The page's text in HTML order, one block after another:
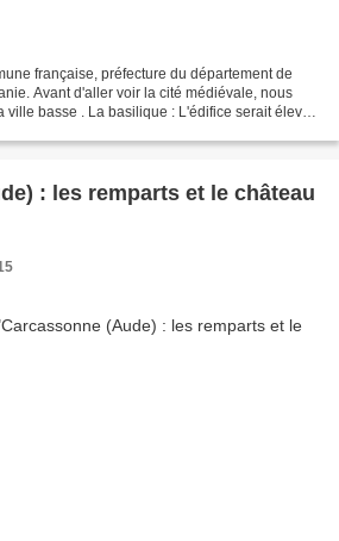
française, préfecture du département de
Avant d'aller voir la cité médiévale, nous
basse . La basilique : L'édifice serait élevé